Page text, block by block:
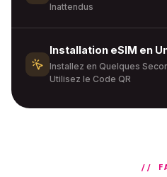
Inattendus
Installation eSIM en
Installez en Quelques
Utilisez le Code QR
//